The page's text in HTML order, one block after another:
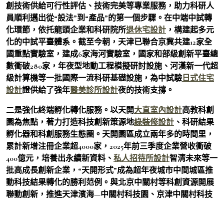
創技術供給可行性評估、技術完美等專業服務，助力科研人
員順利邁出從“設法”到“產品”的第一個步驟。在中端中試轉
化環節，依托龍頭企業和科研院所退休宅設計 ，構建起多元
化的中試平臺體系。截至今朝，天津已聯合京冀共建12家全
國重點實驗室，建成6家海河實驗室，國家和部級創新平臺總
數衝破280家，年夜型地動工程模擬研討設施、河漢新一代超
級計算機等一批國際一流科研基礎設施，為中試驗 日式住宅
設計證供給了強年醫美診所設計夜的技術支撐。
二是強化終端孵化轉化服務。以天開大直室內設計高教科創
園為焦點，著力打造科技創新策源地綠裝修設計 、科研結果
孵化器和科創服務生態圈。天開園區成立兩年多的時間里，
累計新增注冊企業超4000家，2025年前三季度企業營收衝破
400億元，培養出永續新資料、 私人招待所設計智清未來等一
批高成長創新企業，“天開形式”成為超年夜城市中間城區推
動科技結果轉化的勝利范例。與北京中關村等科創資源開展
聯動創新，推進天津濱海—中關村科技園、京津中關村科技